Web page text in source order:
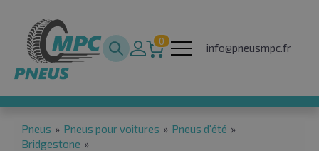
0
info@pneusmpc.fr
Pneus » Pneus pour voitures » Pneus d'été »
Bridgestone »